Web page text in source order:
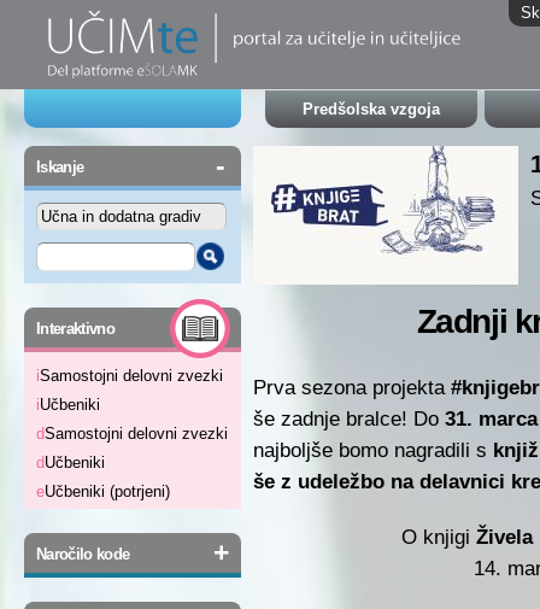
Predšolska vzgoja
Iskanje -
Interaktivno -
iSamostojni delovni zvezki
iUčbeniki
dSamostojni delovni zvezki
dUčbeniki
eUčbeniki (potrjeni)
Naročilo kode +
Zadnji
Prva sezona projekta
še zadnje bralce! Do 31. marca
najboljše bomo nagradili s
še z udeležbo na delavnici
O knjigi
14.